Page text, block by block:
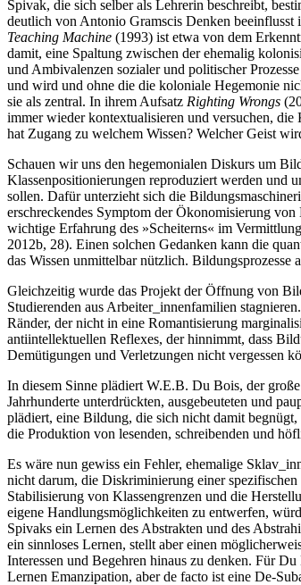
Spivak, die sich selber als Lehrerin beschreibt,
deutlich von Antonio Gramscis Denken beeinflusst
Teaching Machine (1993) ist etwa von dem
damit, eine Spaltung zwischen der ehemalig
und Ambivalenzen sozialer und politischer
und wird und ohne die die koloniale Hegemonie
sie als zentral. In ihrem Aufsatz Righting Wrongs
immer wieder kontextualisieren und versuchen,
hat Zugang zu welchem Wissen? Welcher Geist
Schauen wir uns den hegemonialen Diskurs um
Klassenpositionierungen reproduziert werden und
sollen. Dafür unterzieht sich die
erschreckendes Symptom der Ökonomisierung
wichtige Erfahrung des »Scheiterns« im
2012b, 28). Einen solchen Gedanken kann die
das Wissen unmittelbar nützlich.
Gleichzeitig wurde das Projekt der Öffnung von
Studierenden aus Arbeiter_innenfamilien
Ränder, der nicht in eine Romantisierung
antiintellektuellen Reflexes, der hinnimmt, dass
Demütigungen und Verletzungen nicht vergessen
In diesem Sinne plädiert W.E.B. Du Bois, der
Jahrhunderte unterdrückten, ausgebeuteten und
plädiert, eine Bildung, die sich nicht damit
die Produktion von lesenden, schreibenden und
Es wäre nun gewiss ein Fehler, ehemalige
nicht darum, die Diskriminierung einer
Stabilisierung von Klassengrenzen und die
eigene Handlungsmöglichkeiten zu entwerfen,
Spivaks ein Lernen des Abstrakten und des
ein sinnloses Lernen, stellt aber einen
Interessen und Begehren hinaus zu denken. Für
Lernen Emanzipation, aber de facto ist eine De-